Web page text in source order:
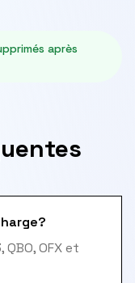
après
QBO, OFX et